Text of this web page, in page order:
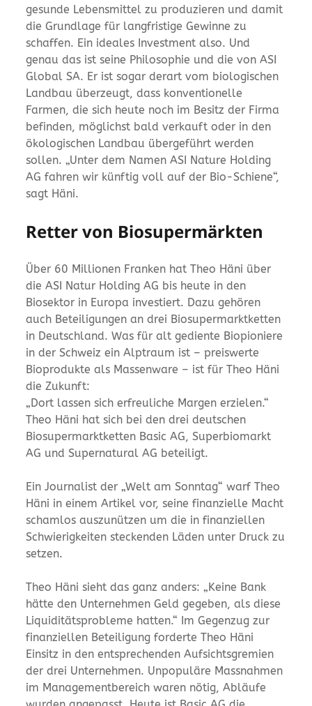
gesunde Lebensmittel zu produzieren und damit
die Grundlage für langfristige Gewinne zu
schaffen. Ein ideales Investment also. Und
genau das ist seine Philosophie und die von ASI
Global SA. Er ist sogar derart vom biologischen
Landbau überzeugt, dass konventionelle
Farmen, die sich heute noch im Besitz der Firma
befinden, möglichst bald verkauft oder in den
ökologischen Landbau übergeführt werden
sollen. „Unter dem Namen ASI Nature Holding
AG fahren wir künftig voll auf der Bio-Schiene“,
sagt Häni.
Retter von Biosupermärkten
Über 60 Millionen Franken hat Theo Häni über
die ASI Natur Holding AG bis heute in den
Biosektor in Europa investiert. Dazu gehören
auch Beteiligungen an drei Biosupermarktketten
in Deutschland. Was für alt gediente Biopioniere
in der Schweiz ein Alptraum ist – preiswerte
Bioprodukte als Massenware – ist für Theo Häni
die Zukunft:
„Dort lassen sich erfreuliche Margen erzielen.“
Theo Häni hat sich bei den drei deutschen
Biosupermarktketten Basic AG, Superbiomarkt
AG und Supernatural AG beteiligt.
Ein Journalist der „Welt am Sonntag“ warf Theo
Häni in einem Artikel vor, seine finanzielle Macht
schamlos auszunützen um die in finanziellen
Schwierigkeiten steckenden Läden unter Druck zu
setzen.
Theo Häni sieht das ganz anders: „Keine Bank
hätte den Unternehmen Geld gegeben, als diese
Liquiditätsprobleme hatten.“ Im Gegenzug zur
finanziellen Beteiligung forderte Theo Häni
Einsitz in den entsprechenden Aufsichtsgremien
der drei Unternehmen. Unpopuläre Massnahmen
im Managementbereich waren nötig, Abläufe